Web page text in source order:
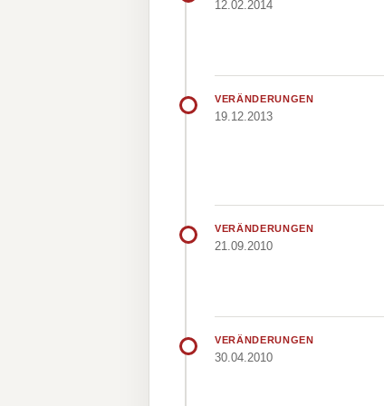
12.02.2014
VERÄNDERUNGEN
19.12.2013
VERÄNDERUNGEN
21.09.2010
VERÄNDERUNGEN
30.04.2010